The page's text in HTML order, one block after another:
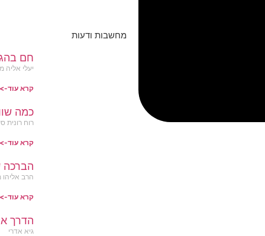
מחשבות ודעות
חם
יעלי אליה
קרא עוד->
כמה
רוח רונית
קרא עוד->
הרב אליהו
קרא עוד->
הדרך
גיא אדרי